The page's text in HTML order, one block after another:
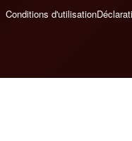
Conditions d'utilisation